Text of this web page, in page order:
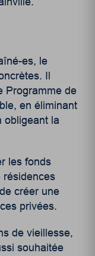
es, le
Il
Programme de
en éliminant
obligeant la
les fonds
résidences
créer une
privées.
de vieillesse,
souhaitée